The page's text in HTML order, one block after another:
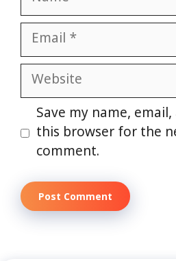
Email
Website
Save my name,
this browser for the
comment.